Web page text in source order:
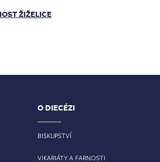
ŽIŽELICE
O DIECÉZI
BISKUPSTVÍ
VIKARIÁTY A FARNOSTI